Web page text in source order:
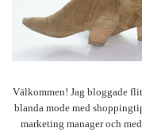
Välkommen! Jag bloggade
blanda mode med
marketing manager och